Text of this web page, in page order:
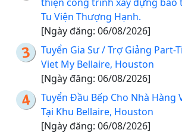
Tu Viện Thượng Hạnh.
[Ngày đăng: 06/08/2026]
Tuyển Gia Sư / Trợ Giảng Part-
Viet My Bellaire, Houston
[Ngày đăng: 06/08/2026]
Tuyển Đầu Bếp Cho Nhà Hàng
Tại Khu Bellaire, Houston
[Ngày đăng: 06/08/2026]